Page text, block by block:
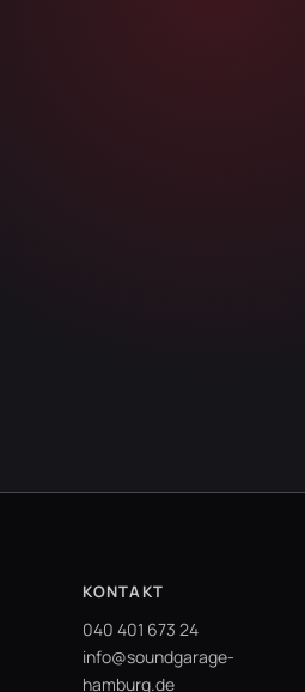
KONTAKT
040 401 673 24
info@soundgarage-
hamburg.de